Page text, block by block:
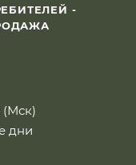
-
(Мск)
дни